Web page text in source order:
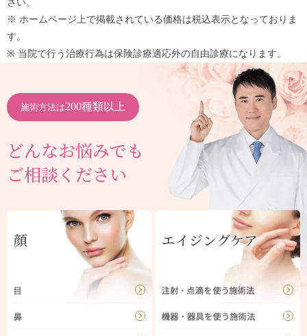
さい。
※ ホームページ上で掲載されている価格は税込表示となっておりま
す。
※ 当院で行う治療行為は保険診療適応外の自由診療になります。
施術方法は200種類以上
どんなお悩みでも
ご相談ください
顔 エイジングケア